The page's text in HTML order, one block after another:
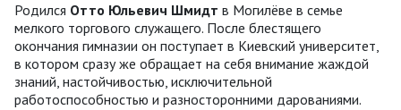
Родился Отто Юльевич Шмидт в Могилёве в семье
мелкого торгового служащего. После блестящего
окончания гимназии он поступает в Киевский университет,
в котором сразу же обращает на себя внимание жаждой
знаний, настойчивостью, исключительной
работоспособностью и разносторонними дарованиями.